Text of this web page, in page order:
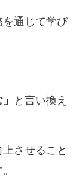
通じて学び
と言い換え
させること